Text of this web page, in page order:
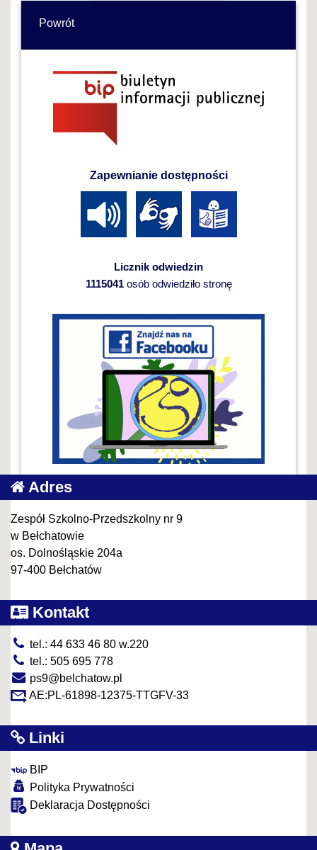
Powrót
Zapewnianie dostępności
Licznik odwiedzin
1115041osób odwiedziło stronę
Adres
Zespół Szkolno-Przedszkolny nr 9
w Bełchatowie
os. Dolnośląskie 204a
97-400 Bełchatów
Kontakt
tel.: 44 633 46 80 w.220
tel.: 505 695 778
ps9@belchatow.pl
AE:PL-61898-12375-TTGFV-33
Linki
BIP
Polityka Prywatności
Deklaracja Dostępności